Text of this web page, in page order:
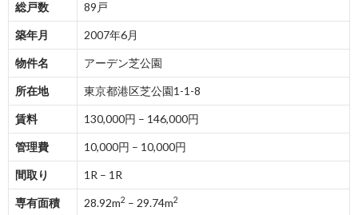
総戸数 89戸
築年月 2007年6月
物件名 アーデン芝公園
所在地 東京都港区芝公園1-1-8
賃料 130,000円 – 146,000円
管理費 10,000円 – 10,000円
間取り 1R – 1R
専有面積 28.92m2 – 29.74m2